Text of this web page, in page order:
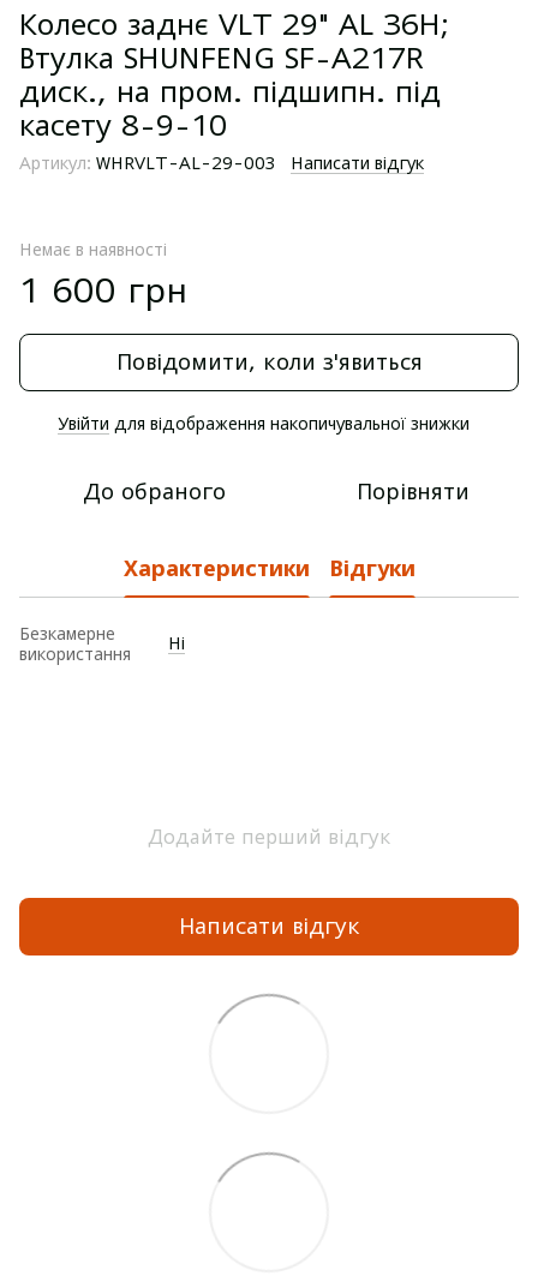
Колесо заднє VLT 29" AL 36H;
Втулка SHUNFENG SF-A217R
диск., на пром. підшипн. під
касету 8-9-10
Артикул: WHRVLT-AL-29-003 Написати відгук
Немає в наявності
1 600 грн
Повідомити, коли з'явиться
Увійти для відображення накопичувальної знижки
До обраного Порівняти
Характеристики Відгуки
Безкамерне
використання
Ні
Додайте перший відгук
Написати відгук